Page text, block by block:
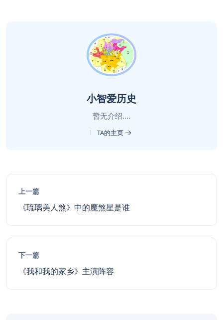
小智爱历史
暂无介绍....
TA的主页
上一篇
《琉璃美人煞》中的魔煞星是谁
下一篇
《我和我的家乡》主演阵容